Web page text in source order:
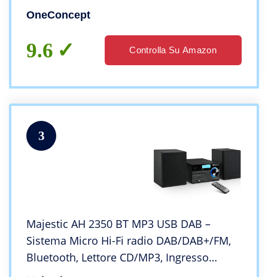
Ingressi USB e SD, Ingresso Aux, Display
LCD, Nero Lucido
OneConcept
9.6 Controlla Su Amazon
3
Majestic AH 2350 BT MP3 USB DAB –
Sistema Micro Hi-Fi radio DAB/DAB+/FM,
Bluetooth, Lettore CD/MP3, Ingresso
USB/AUX-IN, telecomando, Nero